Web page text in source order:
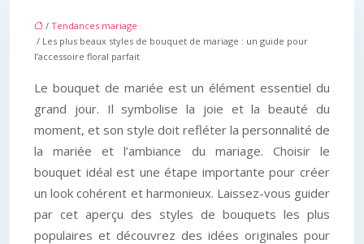
/ Tendances mariage
/ Les plus beaux styles de bouquet de mariage : un guide pour
l’accessoire floral parfait
Le bouquet de mariée est un élément essentiel du
grand jour. Il symbolise la joie et la beauté du
moment, et son style doit refléter la personnalité de
la mariée et l’ambiance du mariage. Choisir le
bouquet idéal est une étape importante pour créer
un look cohérent et harmonieux. Laissez-vous guider
par cet aperçu des styles de bouquets les plus
populaires et découvrez des idées originales pour